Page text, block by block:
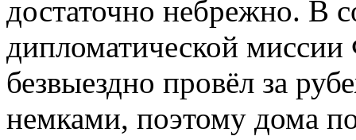
достаточно небрежно. В
дипломатической
безвыездно провёл за
немками, поэтому дома